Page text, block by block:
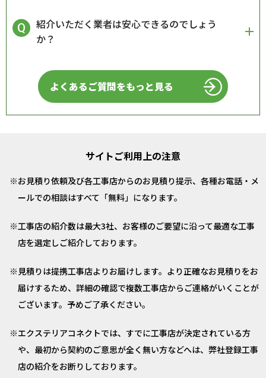
紹介いただく業者は安心できるのでしょう
か？
よくあるご質問をもっと見る
サイトご利用上の注意
お見積り依頼及び各工事店からのお見積り提示、各種お電話・メ
ールでの相談はすべて「無料」になります。
工事店の紹介数は最大3社、お客様のご要望に沿って最適な工事
店を選定しご紹介しております。
見積りは提携工事店よりお届けします。より正確なお見積りをお
届けするため、詳細の確認で複数工事店からご連絡がいくことが
ございます。予めご了承ください。
エクステリアコネクトでは、すでに工事店が決定されている方
や、最初から契約のご意思が全く無い方などへは、弊社登録工事
店の紹介をお断りしております。